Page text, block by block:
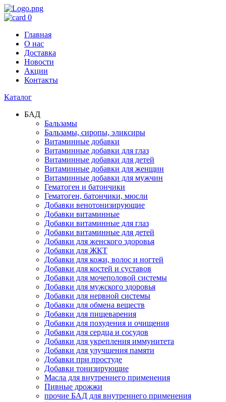
0
Главная
О нас
Доставка
Новости
Акции
Контакты
Каталог
БАД
Бальзамы
Бальзамы, сиропы, эликсиры
Витаминные добавки
Витаминные добавки для глаз
Витаминные добавки для детей
Витаминные добавки для женщин
Витаминные добавки для мужчин
Гематоген и батончики
Гематоген, батончики, мюсли
Добавки венотонизирующие
Добавки витаминные
Добавки витаминные для глаз
Добавки витаминные для детей
Добавки для женского здоровья
Добавки для ЖКТ
Добавки для кожи, волос и ногтей
Добавки для костей и суставов
Добавки для мочеполовой системы
Добавки для мужского здоровья
Добавки для нервной системы
Добавки для обмена веществ
Добавки для пищеварения
Добавки для похудения и очищения
Добавки для сердца и сосудов
Добавки для укрепления иммунитета
Добавки для улучшения памяти
Добавки при простуде
Добавки тонизирующие
Масла для внутреннего применения
Пивные дрожжи
прочие БАД для внутреннего применения